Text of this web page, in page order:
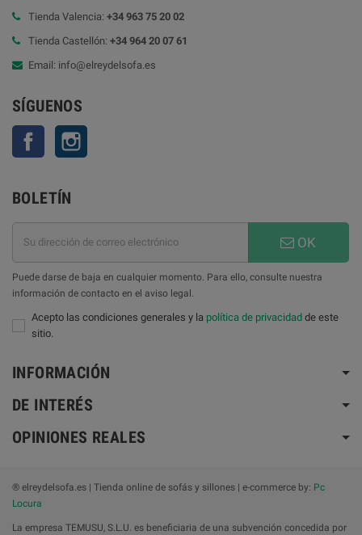
Tienda Valencia: +34 963 75 20 02
Tienda Castellón: +34 964 20 07 61
Email: info@elreydelsofa.es
SÍGUENOS
Facebook
BOLETÍN
OK
Puede darse de baja en cualquier momento. Para ello, consulte nuestra
información de contacto en el aviso legal.
Acepto las condiciones generales y la política de privacidad de este
sitio.
INFORMACIÓN
DE INTERÉS
OPINIONES REALES
® elreydelsofa.es | Tienda online de sofás y sillones | e-commerce by: Pc
Locura
La empresa TEMUSU, S.L.U. es beneficiaria de una subvención concedida por